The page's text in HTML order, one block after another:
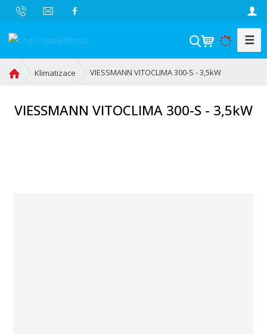
V
h
d
☰
v
d
Klimatizace VIESSMANN VITOCLIMA 300-S - 3,5kW
VIESSMANN VITOCLIMA 300-S - 3,5kW